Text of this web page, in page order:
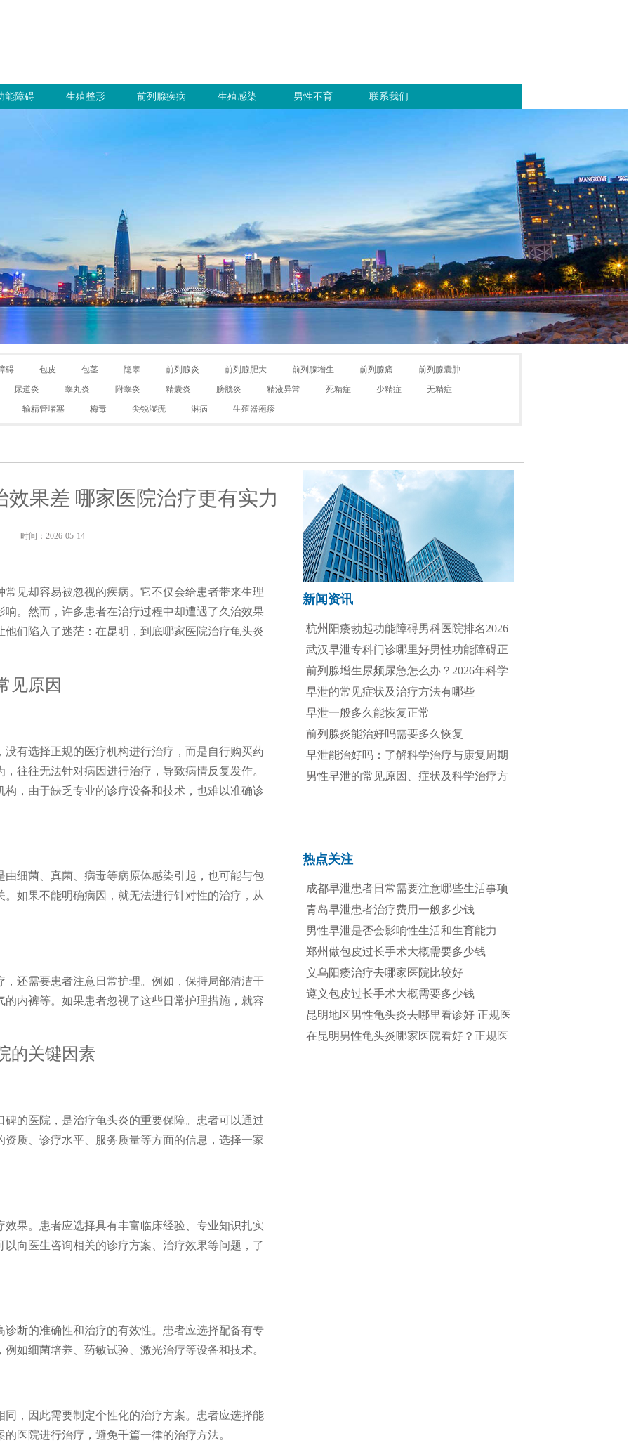
能障碍 生殖整形 前列腺疾病 生殖感染 男性不育 联系我们
碍 包皮 包茎 隐睾 前列腺炎 前列腺肥大 前列腺增生 前列腺痛
前列腺囊肿
尿道炎 睾丸炎 附睾炎 精囊炎 膀胱炎 精液异常 死精症 少精症
无精症
输精管堵塞 梅毒 尖锐湿疣 淋病 生殖器疱疹
效果差 哪家医院治疗更有实力
时间：2026-05-14
见却容易被忽视的疾病。它不仅会给患者带来生理
响。然而，许多患者在治疗过程中却遭遇了久治效果
们陷入了迷茫：在昆明，到底哪家医院治疗龟头炎
见原因
没有选择正规的医疗机构进行治疗，而是自行购买药
往往无法针对病因进行治疗，导致病情反复发作。
，由于缺乏专业的诊疗设备和技术，也难以准确诊
由细菌、真菌、病毒等病原体感染引起，也可能与包
如果不能明确病因，就无法进行针对性的治疗，从
，还需要患者注意日常护理。例如，保持局部清洁干
内裤等。如果患者忽视了这些日常护理措施，就容
的关键因素
的医院，是治疗龟头炎的重要保障。患者可以通过
质、诊疗水平、服务质量等方面的信息，选择一家
效果。患者应选择具有丰富临床经验、专业知识扎实
向医生咨询相关的诊疗方案、治疗效果等问题，了
诊断的准确性和治疗的有效性。患者应选择配备有专
如细菌培养、药敏试验、激光治疗等设备和技术。
同，因此需要制定个性化的治疗方案。患者应选择能
医院进行治疗，避免千篇一律的治疗方法。
新闻资讯
杭州阳痿勃起功能障碍男科医院排名2026
专业靠谱
武汉早泄专科门诊哪里好男性功能障碍正
规诊疗
前列腺增生尿频尿急怎么办？2026年科学
治疗方法全解析
早泄的常见症状及治疗方法有哪些
早泄一般多久能恢复正常
前列腺炎能治好吗需要多久恢复
早泄能治好吗：了解科学治疗与康复周期
男性早泄的常见原因、症状及科学治疗方
热点关注
成都早泄患者日常需要注意哪些生活事项
青岛早泄患者治疗费用一般多少钱
男性早泄是否会影响性生活和生育能力
郑州做包皮过长手术大概需要多少钱
义乌阳痿治疗去哪家医院比较好
遵义包皮过长手术大概需要多少钱
昆明地区男性龟头炎去哪里看诊好 正规医
院诊疗更具专业水准
在昆明男性龟头炎哪家医院看好？正规医